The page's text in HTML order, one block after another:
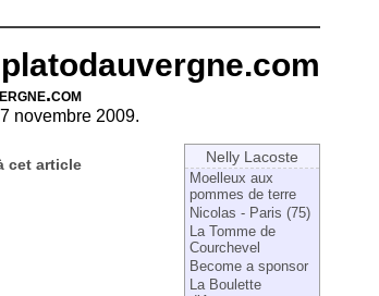
novembre 2009.
Nelly Lacoste
Moelleux aux
pommes de terre
Nicolas - Paris (75)
La Tomme de
Courchevel
Become a sponsor
La Boulette
cet article